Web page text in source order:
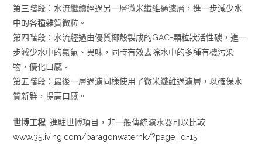
第三階段：水流繼續經過另一層微米纖維過濾層，進一步減少水
中的各種雜質微粒。
第四階段：水流經過由優質椰殼製成的GAC-顆粒狀活性碳，進一
步減少水中的氯氣、異味，同時有效去除水中的多種有機污染
物，優化口感。
第五階段：最後一層過濾同樣使用了微米纖維過濾層，以確保水
質新鮮，提高口感。
世博工程: 進駐世博項目，非一般傳統濾水器可以比較
www.35living.com/paragonwaterhk/?page_id=15